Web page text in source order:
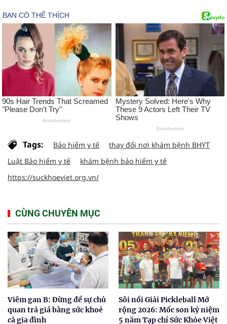
Tags: Bảo hiểm y tế
thay đổi nơi khám bệnh BHYT
Luật Bảo hiểm y tế
khám bệnh bảo hiểm y tế
https://suckhoeviet.org.vn/
CÙNG CHUYÊN MỤC
Viêm gan B: Đừng để sự chủ
quan trả giá bằng sức khoẻ
cả gia đình
Sôi nổi Giải Pickleball Mở
rộng 2026: Mốc son kỷ niệm
5 năm Tạp chí Sức Khỏe Việt